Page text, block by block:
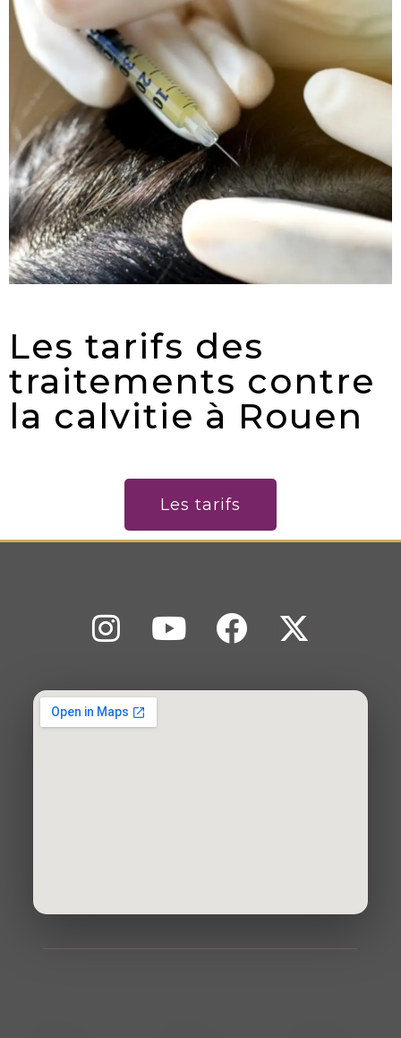
Les tarifs des
traitements contre
la calvitie à Rouen
Les tarifs